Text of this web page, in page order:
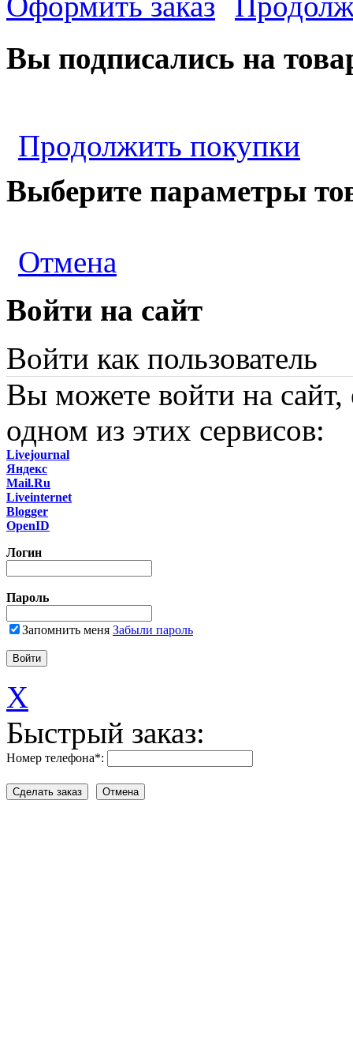
Вы подписались на
Продолжить покупки
Выберите параметры
Отмена
Войти на сайт
Войти как пользователь
Вы можете войти на сайт,
одном из этих сервисов:
Livejournal
Яндекс
Mail.Ru
Liveinternet
Blogger
OpenID
Логин
Пароль
Запомнить меня Забыли пароль
X
Быстрый заказ:
Номер телефона*: